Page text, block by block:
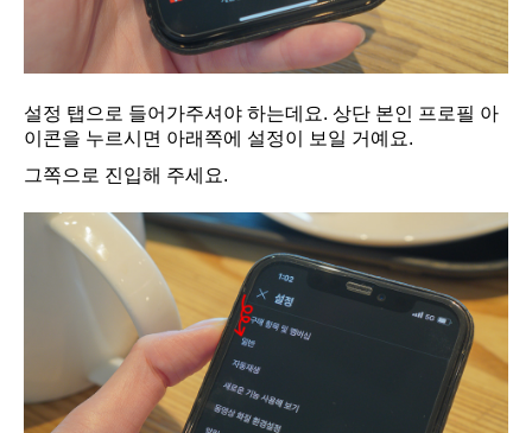
설정 탭으로 들어가주셔야 하는데요. 상단 본인 프로필 아
이콘을 누르시면 아래쪽에 설정이 보일 거예요.
그쪽으로 진입해 주세요.